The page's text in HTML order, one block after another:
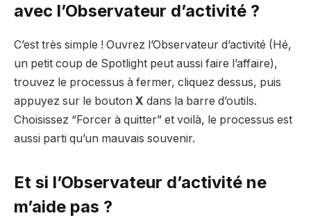
avec l’Observateur d’activité ?
C’est très simple ! Ouvrez l’Observateur d’activité (Hé,
un petit coup de Spotlight peut aussi faire l’affaire),
trouvez le processus à fermer, cliquez dessus, puis
appuyez sur le bouton X dans la barre d’outils.
Choisissez “Forcer à quitter” et voilà, le processus est
aussi parti qu’un mauvais souvenir.
Et si l’Observateur d’activité ne
m’aide pas ?